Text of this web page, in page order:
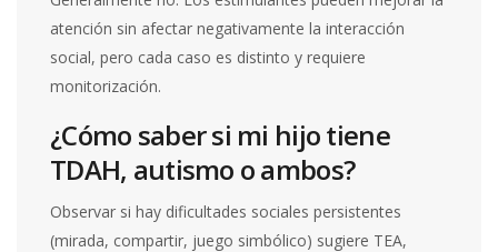
atención sin afectar negativamente la interacción
social, pero cada caso es distinto y requiere
monitorización.
¿Cómo saber si mi hijo tiene
TDAH, autismo o ambos?
Observar si hay dificultades sociales persistentes
(mirada, compartir, juego simbólico) sugiere TEA,